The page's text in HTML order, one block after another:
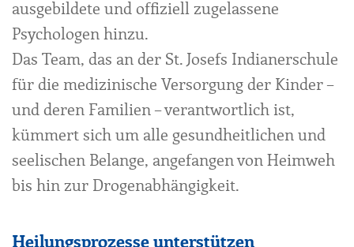
ausgebildete und offiziell zugelassene
Psychologen hinzu.
Das Team, das an der St. Josefs Indianerschule
für die medizinische Versorgung der Kinder –
und deren Familien – verantwortlich ist,
kümmert sich um alle gesundheitlichen und
seelischen Belange, angefangen von Heimweh
bis hin zur Drogenabhängigkeit.
Heilungsprozesse unterstützen